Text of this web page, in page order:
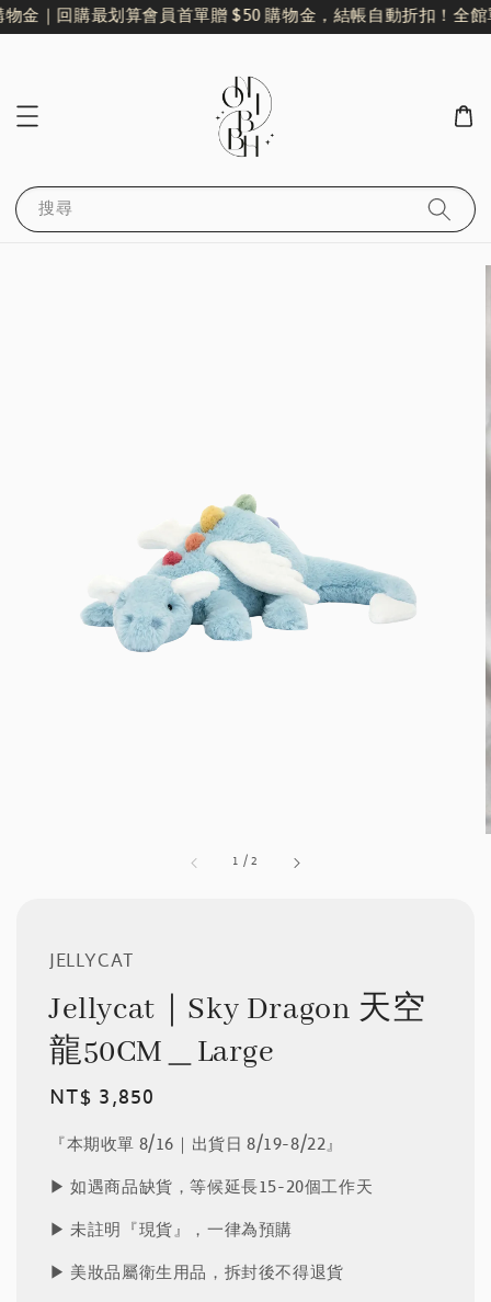
金｜回購最划算會員首單贈 $50 購物金，結帳自動折扣！ 全館
搜尋
1 /2
JELLYCAT
Jellycat｜Sky Dragon 天空
龍50CM＿Large
Regular
price
NT$ 3,850
『本期收單 8/16｜出貨日 8/19-8/22』
▶︎ 如遇商品缺貨，等候延長15-20個工作天
▶︎ 未註明『現貨』，一律為預購
▶︎ 美妝品屬衛生用品，拆封後不得退貨